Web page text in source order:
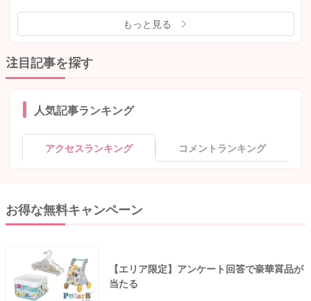
もっと見る
注目記事を探す
人気記事ランキング
アクセスランキング コメントランキング
お得な無料キャンペーン
【エリア限定】アンケート回答で豪華賞品が
当たる